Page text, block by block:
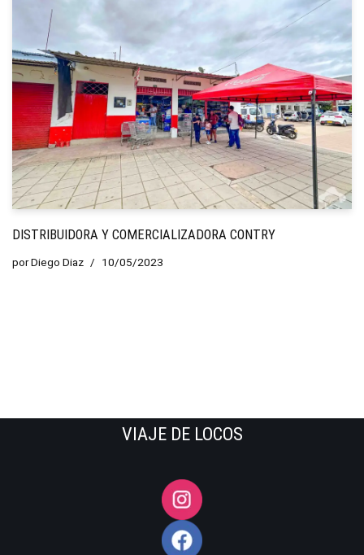
DISTRIBUIDORA Y COMERCIALIZADORA CONTRY
porDiego Diaz 10/05/2023
VIAJE DE LOCOS